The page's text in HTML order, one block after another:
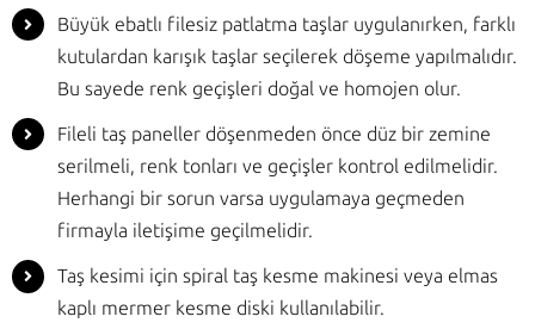
Büyük ebatlı filesiz patlatma taşlar uygulanırken, farklı
kutulardan karışık taşlar seçilerek döşeme yapılmalıdır.
Bu sayede renk geçişleri doğal ve homojen olur.
Fileli taş paneller döşenmeden önce düz bir zemine
serilmeli, renk tonları ve geçişler kontrol edilmelidir.
Herhangi bir sorun varsa uygulamaya geçmeden
firmayla iletişime geçilmelidir.
Taş kesimi için spiral taş kesme makinesi veya elmas
kaplı mermer kesme diski kullanılabilir.